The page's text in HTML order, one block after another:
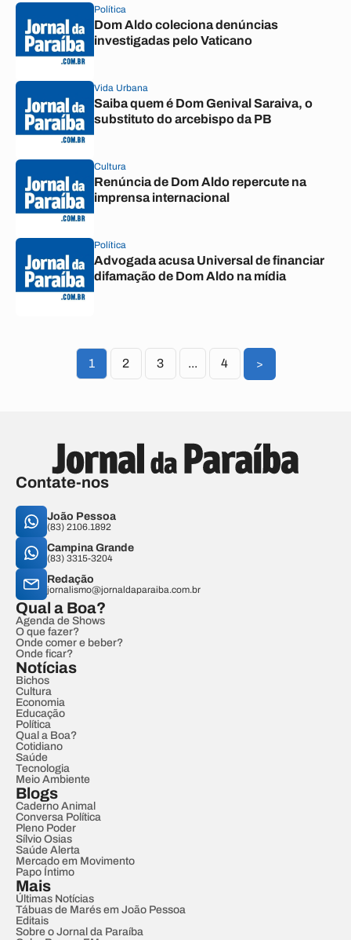
Política
Dom Aldo coleciona denúncias
investigadas pelo Vaticano
Vida Urbana
Saiba quem é Dom Genival Saraiva, o
substituto do arcebispo da PB
Cultura
Renúncia de Dom Aldo repercute na
imprensa internacional
Política
Advogada acusa Universal de financiar
difamação de Dom Aldo na mídia
1 2 3 ... 4 >
Contate-nos
João Pessoa
(83) 2106.1892
Campina Grande
(83) 3315-3204
Redação
jornalismo@jornaldaparaiba.com.br
Qual a Boa?
Agenda de Shows
O que fazer?
Onde comer e beber?
Onde ficar?
Notícias
Bichos
Cultura
Economia
Educação
Política
Qual a Boa?
Cotidiano
Saúde
Tecnologia
Meio Ambiente
Blogs
Caderno Animal
Conversa Política
Pleno Poder
Sílvio Osias
Saúde Alerta
Mercado em Movimento
Papo Íntimo
Mais
Últimas Notícias
Tábuas de Marés em João Pessoa
Editais
Sobre o Jornal da Paraíba